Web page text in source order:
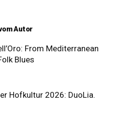
Autor
From Mediterranean
Blues
Hofkultur 2026: DuoLia.